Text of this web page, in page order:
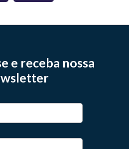
e receba nossa